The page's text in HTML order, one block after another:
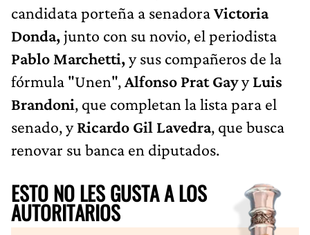
candidata porteña a senadoraVictoria
Donda,junto con su novio, el periodista
Pablo Marchetti,y sus compañeros de la
fórmula "Unen",Alfonso Prat GayyLuis
Brandoni, que completan la lista para el
senado, yRicardo Gil Lavedra, que busca
renovar su banca en diputados.
ESTO NO LES GUSTA A LOS
AUTORITARIOS